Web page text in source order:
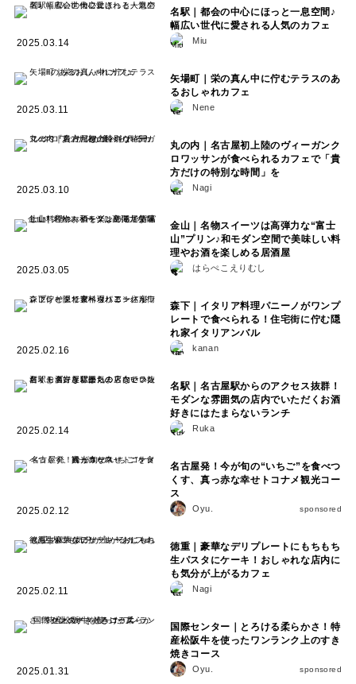
2025.03.14
名駅｜都会の中心にほっと一息空間♪
幅広い世代に愛される人気のカフェ
Miu
2025.03.11
矢場町｜栄の真ん中に佇むテラスのあ
るおしゃれカフェ
Nene
2025.03.10
丸の内｜名古屋初上陸のヴィーガンク
ロワッサンが食べられるカフェで「貴
方だけの特別な時間」を
Nagi
2025.03.05
金山｜名物スイーツは高弾力な“富士
山”プリン♪和モダン空間で美味しい料
理やお酒を楽しめる居酒屋
はらぺこえりむし
2025.02.16
森下｜イタリア料理パニーノがワンプ
レートで食べられる！住宅街に佇む隠
れ家イタリアンバル
kanan
2025.02.14
名駅｜名古屋駅からのアクセス抜群！
モダンな雰囲気の店内でいただくお酒
好きにはたまらないランチ
Ruka
2025.02.12
名古屋発！今が旬の“いちご”を食べつ
くす、真っ赤な幸せトコナメ観光コー
ス
Oyu. sponsored
2025.02.11
徳重｜豪華なデリプレートにもちもち
生パスタにケーキ！おしゃれな店内に
も気分が上がるカフェ
Nagi
2025.01.31
国際センター｜とろける柔らかさ！特
産松阪牛を使ったワンランク上のすき
焼きコース
Oyu. sponsored